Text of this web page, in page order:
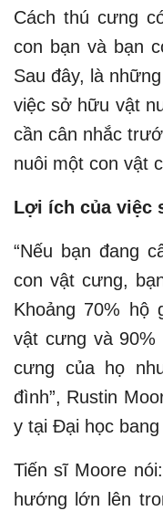
Cách thú cưng
con bạn và bạn
Sau đây, là
việc sở hữu vật
cần cân nhắc
nuôi một con vật
Lợi ích của việc
“Nếu bạn đang
con vật cưng,
Khoảng 70% hộ
vật cưng và
cưng của họ
đình”, Rustin
y tại Đại học
Tiến sĩ Moore
hướng lớn lên